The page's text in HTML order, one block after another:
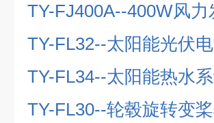
TY-FJ400A--400W风
TY-FL32--太阳能光伏
TY-FL34--太阳能热水
TY-FL30--轮毂旋转变